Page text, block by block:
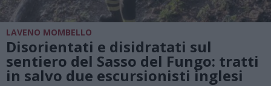
LAVENO MOMBELLO
Disorientati e disidratati sul
sentiero del Sasso del Fungo: tratti
in salvo due escursionisti inglesi